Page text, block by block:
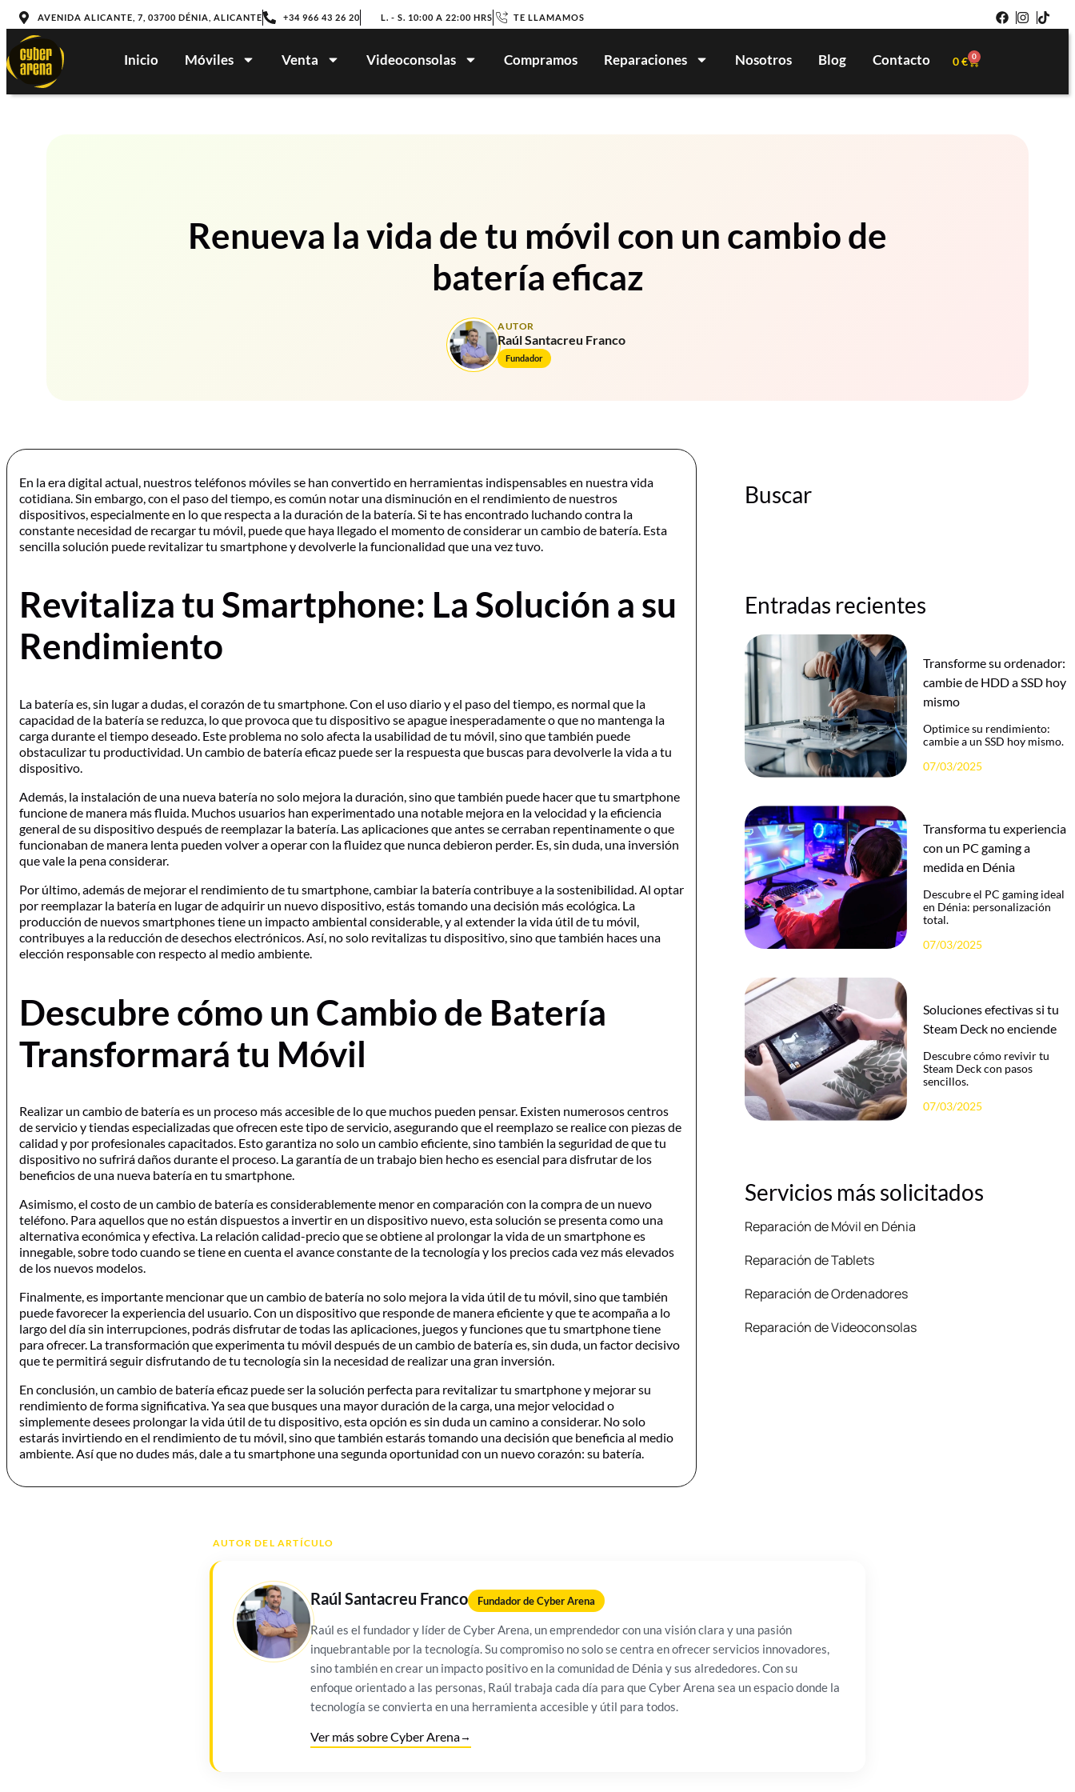
AVENIDA ALICANTE, 7, 03700 DÉNIA, ALICANTE +34 966 43 26 20 L. - S. 10:00 A 22:00 HRS TE LLAMAMOS
Inicio Móviles Venta Videoconsolas Compramos Reparaciones Nosotros Blog Contacto 0€ 0
Renueva la vida de tu móvil con un cambio de
batería eficaz
AUTOR
Raúl Santacreu Franco
Fundador
En la era digital actual, nuestros teléfonos móviles se han convertido en herramientas indispensables en nuestra vida
cotidiana. Sin embargo, con el paso del tiempo, es común notar una disminución en el rendimiento de nuestros
dispositivos, especialmente en lo que respecta a la duración de la batería. Si te has encontrado luchando contra la
constante necesidad de recargar tu móvil, puede que haya llegado el momento de considerar un cambio de batería. Esta
sencilla solución puede revitalizar tu smartphone y devolverle la funcionalidad que una vez tuvo.
Revitaliza tu Smartphone: La Solución a su
Rendimiento
La batería es, sin lugar a dudas, el corazón de tu smartphone. Con el uso diario y el paso del tiempo, es normal que la
capacidad de la batería se reduzca, lo que provoca que tu dispositivo se apague inesperadamente o que no mantenga la
carga durante el tiempo deseado. Este problema no solo afecta la usabilidad de tu móvil, sino que también puede
obstaculizar tu productividad. Un cambio de batería eficaz puede ser la respuesta que buscas para devolverle la vida a tu
dispositivo.
Además, la instalación de una nueva batería no solo mejora la duración, sino que también puede hacer que tu smartphone
funcione de manera más fluida. Muchos usuarios han experimentado una notable mejora en la velocidad y la eficiencia
general de su dispositivo después de reemplazar la batería. Las aplicaciones que antes se cerraban repentinamente o que
funcionaban de manera lenta pueden volver a operar con la fluidez que nunca debieron perder. Es, sin duda, una inversión
que vale la pena considerar.
Por último, además de mejorar el rendimiento de tu smartphone, cambiar la batería contribuye a la sostenibilidad. Al optar
por reemplazar la batería en lugar de adquirir un nuevo dispositivo, estás tomando una decisión más ecológica. La
producción de nuevos smartphones tiene un impacto ambiental considerable, y al extender la vida útil de tu móvil,
contribuyes a la reducción de desechos electrónicos. Así, no solo revitalizas tu dispositivo, sino que también haces una
elección responsable con respecto al medio ambiente.
Descubre cómo un Cambio de Batería
Transformará tu Móvil
Realizar un cambio de batería es un proceso más accesible de lo que muchos pueden pensar. Existen numerosos centros
de servicio y tiendas especializadas que ofrecen este tipo de servicio, asegurando que el reemplazo se realice con piezas de
calidad y por profesionales capacitados. Esto garantiza no solo un cambio eficiente, sino también la seguridad de que tu
dispositivo no sufrirá daños durante el proceso. La garantía de un trabajo bien hecho es esencial para disfrutar de los
beneficios de una nueva batería en tu smartphone.
Asimismo, el costo de un cambio de batería es considerablemente menor en comparación con la compra de un nuevo
teléfono. Para aquellos que no están dispuestos a invertir en un dispositivo nuevo, esta solución se presenta como una
alternativa económica y efectiva. La relación calidad-precio que se obtiene al prolongar la vida de un smartphone es
innegable, sobre todo cuando se tiene en cuenta el avance constante de la tecnología y los precios cada vez más elevados
de los nuevos modelos.
Finalmente, es importante mencionar que un cambio de batería no solo mejora la vida útil de tu móvil, sino que también
puede favorecer la experiencia del usuario. Con un dispositivo que responde de manera eficiente y que te acompaña a lo
largo del día sin interrupciones, podrás disfrutar de todas las aplicaciones, juegos y funciones que tu smartphone tiene
para ofrecer. La transformación que experimenta tu móvil después de un cambio de batería es, sin duda, un factor decisivo
que te permitirá seguir disfrutando de tu tecnología sin la necesidad de realizar una gran inversión.
En conclusión, un cambio de batería eficaz puede ser la solución perfecta para revitalizar tu smartphone y mejorar su
rendimiento de forma significativa. Ya sea que busques una mayor duración de la carga, una mejor velocidad o
simplemente desees prolongar la vida útil de tu dispositivo, esta opción es sin duda un camino a considerar. No solo
estarás invirtiendo en el rendimiento de tu móvil, sino que también estarás tomando una decisión que beneficia al medio
ambiente. Así que no dudes más, dale a tu smartphone una segunda oportunidad con un nuevo corazón: su batería.
Buscar
Entradas recientes
Transforme su ordenador:
cambie de HDD a SSD hoy
mismo
Optimice su rendimiento:
cambie a un SSD hoy mismo.
07/03/2025
Transforma tu experiencia
con un PC gaming a
medida en Dénia
Descubre el PC gaming ideal
en Dénia: personalización
total.
07/03/2025
Soluciones efectivas si tu
Steam Deck no enciende
Descubre cómo revivir tu
Steam Deck con pasos
sencillos.
07/03/2025
Servicios más solicitados
Reparación de Móvil en Dénia
Reparación de Tablets
Reparación de Ordenadores
Reparación de Videoconsolas
AUTOR DEL ARTÍCULO
Raúl Santacreu Franco Fundador de Cyber Arena
Raúl es el fundador y líder de Cyber Arena, un emprendedor con una visión clara y una pasión
inquebrantable por la tecnología. Su compromiso no solo se centra en ofrecer servicios innovadores,
sino también en crear un impacto positivo en la comunidad de Dénia y sus alrededores. Con su
enfoque orientado a las personas, Raúl trabaja cada día para que Cyber Arena sea un espacio donde la
tecnología se convierta en una herramienta accesible y útil para todos.
Ver más sobre Cyber Arena→